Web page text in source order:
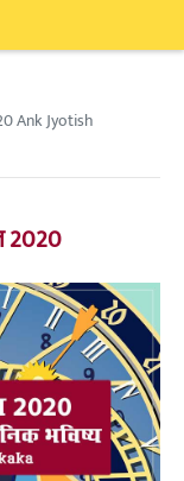
Ank Jyotish
2020